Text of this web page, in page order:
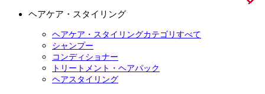
ヘアケア・スタイリング
ヘアケア・スタイリングカテゴリすべて
シャンプー
コンディショナー
トリートメント・ヘアパック
ヘアスタイリング